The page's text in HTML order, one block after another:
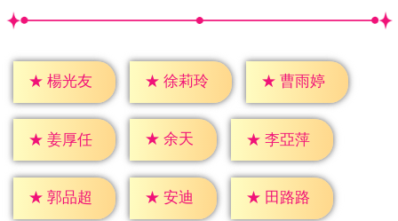
★ 楊光友 ★ 徐莉玲 ★ 曹雨婷
★ 姜厚任 ★ 余天 ★ 李亞萍
★ 郭品超 ★ 安迪 ★ 田路路